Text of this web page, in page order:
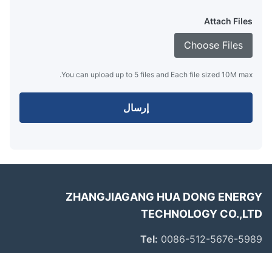
Attach Files
Choose Files
You can upload up to 5 files and Each file sized 10M max.
إرسال
ZHANGJIAGANG HUA DONG
TECHNOLOGY
Tel:0086-512-5676-